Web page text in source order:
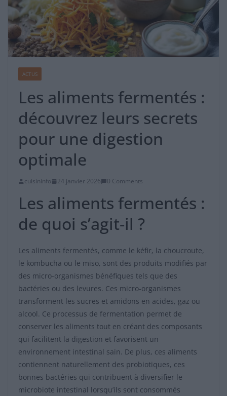
ACTUS
Les aliments fermentés :
découvrez leurs secrets
pour une digestion
optimale
cuisininfo 24 janvier 2026 0 Comments
Les aliments fermentés :
de quoi s’agit-il ?
Les aliments fermentés, comme le kéfir, la choucroute,
le kombucha ou le miso, sont des produits modifiés par
des micro-organismes bénéfiques tels que des
bactéries ou des levures. Ces micro-organismes
transforment les sucres et amidons en acides, gaz ou
alcool. Ce processus de fermentation permet de
conserver les aliments tout en créant des composants
qui facilitent la digestion et favorisent un
environnement intestinal sain. De plus, ces aliments
contiennent naturellement des probiotiques, ces
bonnes bactéries qui contribuent à diversifier le
microbiote intestinal lorsqu’ils sont consommés